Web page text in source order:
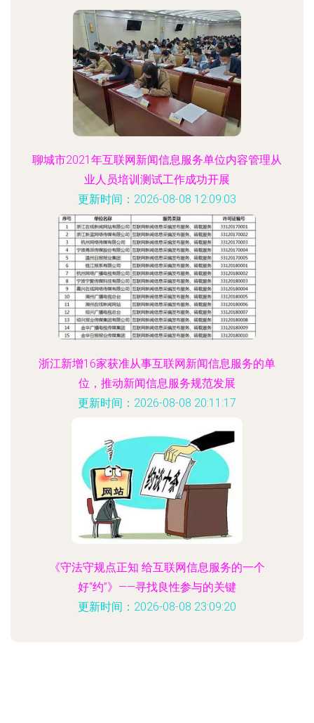
聊城市2021年互联网新闻信息服务单位内容管理从
业人员培训测试工作成功开展
更新时间：2026-08-08 12:09:03
浙江新增16家获准从事互联网新闻信息服务的单
位，推动新闻信息服务规范发展
更新时间：2026-08-08 20:11:17
《守法守规点正知 给互联网信息服务的一个
好“约”》——寻找良性参与的关键
更新时间：2026-08-08 23:09:20